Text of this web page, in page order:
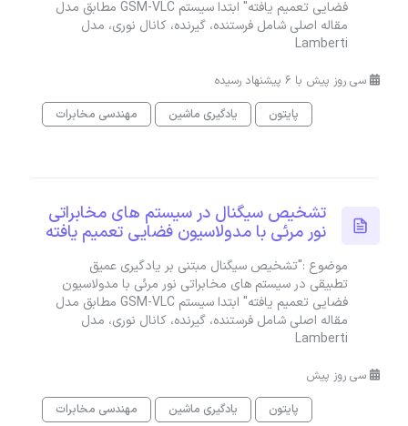
فضایی تعمیم یافته" ابتدا سیستم GSM-VLC مطابق مدل
مقاله اصلی شامل فرستنده، گیرنده، کانال نوری، مدل
Lamberti
سی روز پیش با 6 پیشنهاد رسیده
پایتون
یادگیری ماشین مهندسی مخابرات
تشخیص سیگنال در سیستم های مخابراتی
نور مرئی با مدولاسیون فضایی تعمیم یافته
موضوع :"تشخیص سیگنال مبتنی بر یادگیری عمیق
تطبیقی در سیستم های مخابراتی نور مرئی با مدولاسیون
فضایی تعمیم یافته" ابتدا سیستم GSM-VLC مطابق مدل
مقاله اصلی شامل فرستنده، گیرنده، کانال نوری، مدل
Lamberti
سی روز پیش
پایتون
یادگیری ماشین مهندسی مخابرات